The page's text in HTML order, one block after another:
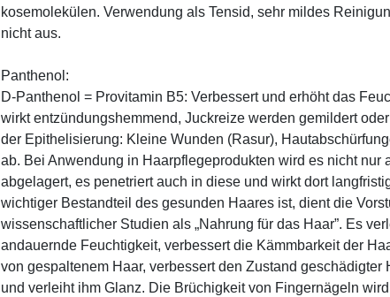
kosemolekülen. Verwendung als Tensid, sehr mildes
nicht aus.
Panthenol:
D-Panthenol = Provitamin B5: Verbessert und erhöht das
wirkt entzündungshemmend, Juckreize werden gemildert
der Epithelisierung: Kleine Wunden (Rasur),
ab. Bei Anwendung in Haarpflegeprodukten wird es nicht nur
abgelagert, es penetriert auch in diese und wirkt dort
wichtiger Bestandteil des gesunden Haares ist, dient die
wissenschaftlicher Studien als „Nahrung für das Haar”. Es
andauernde Feuchtigkeit, verbessert die Kämmbarkeit der
von gespaltenem Haar, verbessert den Zustand geschädigter
und verleiht ihm Glanz. Die Brüchigkeit von Fingernägeln